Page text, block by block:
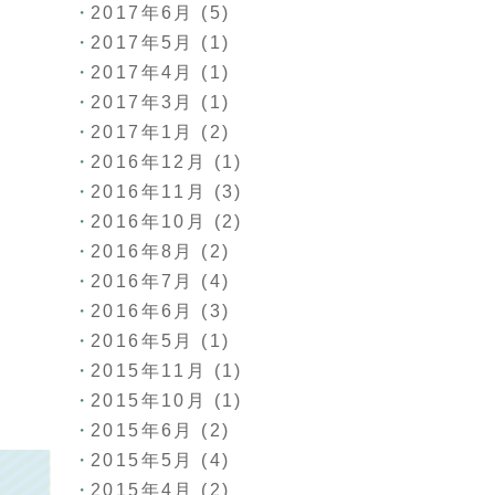
2017年6月
(5)
2017年5月
(1)
2017年4月
(1)
2017年3月
(1)
2017年1月
(2)
2016年12月
(1)
2016年11月
(3)
2016年10月
(2)
2016年8月
(2)
2016年7月
(4)
2016年6月
(3)
2016年5月
(1)
2015年11月
(1)
2015年10月
(1)
2015年6月
(2)
2015年5月
(4)
2015年4月
(2)